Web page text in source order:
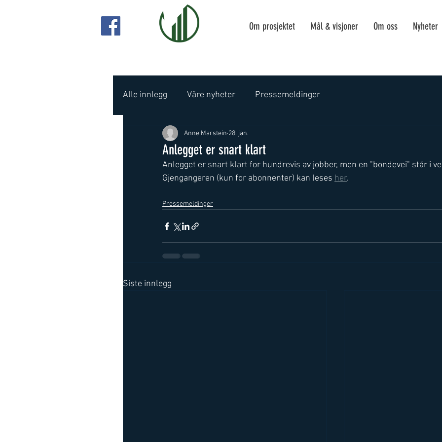
Om prosjektet Mål & visjoner Om oss Nyheter
Alle innlegg Våre nyheter Pressemeldinger
Anlegget er snart klart
Anne Marstein 28. jan.
Anlegget er snart klart for hundrevis av jobber, men en "bondevei" står i
Gjengangeren (kun for abonnenter) kan leses her.
Pressemeldinger
Siste innlegg